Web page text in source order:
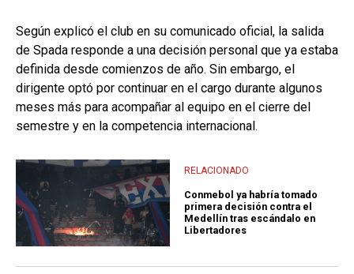
Según explicó el club en su comunicado oficial, la salida
de Spada responde a una decisión personal que ya estaba
definida desde comienzos de año. Sin embargo, el
dirigente optó por continuar en el cargo durante algunos
meses más para acompañar al equipo en el cierre del
semestre y en la competencia internacional.
RELACIONADO
Conmebol ya habría tomado
primera decisión contra el
Medellín tras escándalo en
Libertadores